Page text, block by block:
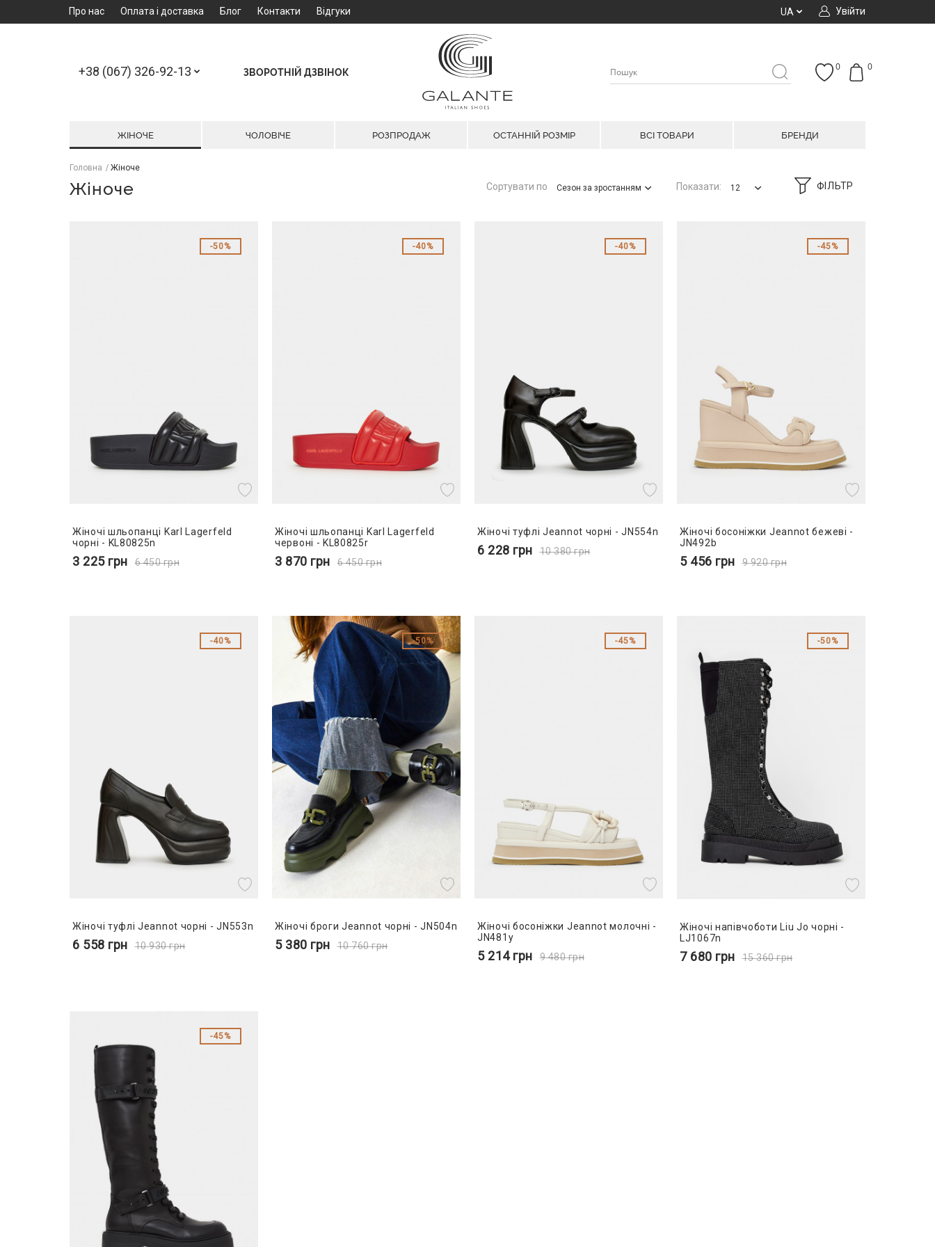
Про нас Оплата і доставка Блог Контакти Відгуки Увійти
UA
+38 (067) 326-92-13 ЗВОРОТНІЙ ДЗВІНОК
0
0
ЖІНОЧЕ ЧОЛОВІЧЕ РОЗПРОДАЖ ОСТАННІЙ РОЗМІР ВСІ ТОВАРИ БРЕНДИ
Головна Жіноче
Жіноче ФІЛЬТР
Сортувати по Сезон за зростанням Показати: 12
50%
Жіночі шльопанці Karl Lagerfeld
чорні - KL80825n
3 225 грн 6 450грн
40%
Жіночі шльопанці Karl Lagerfeld
червоні - KL80825r
3 870 грн 6 450грн
40%
Жіночі туфлі Jeannot чорні - JN554n
6 228 грн 10 380грн
45%
Жіночі босоніжки Jeannot бежеві -
JN492b
5 456 грн 9 920грн
40%
Жіночі туфлі Jeannot чорні - JN553n
6 558 грн 10 930грн
50%
Жіночі броги Jeannot чорні - JN504n
5 380 грн 10 760грн
45%
Жіночі босоніжки Jeannot молочні -
JN481y
5 214грн 9 480грн
50%
Жіночі напівчоботи Liu Jo чорні -
LJ1067n
7 680 грн 15 360грн
45%